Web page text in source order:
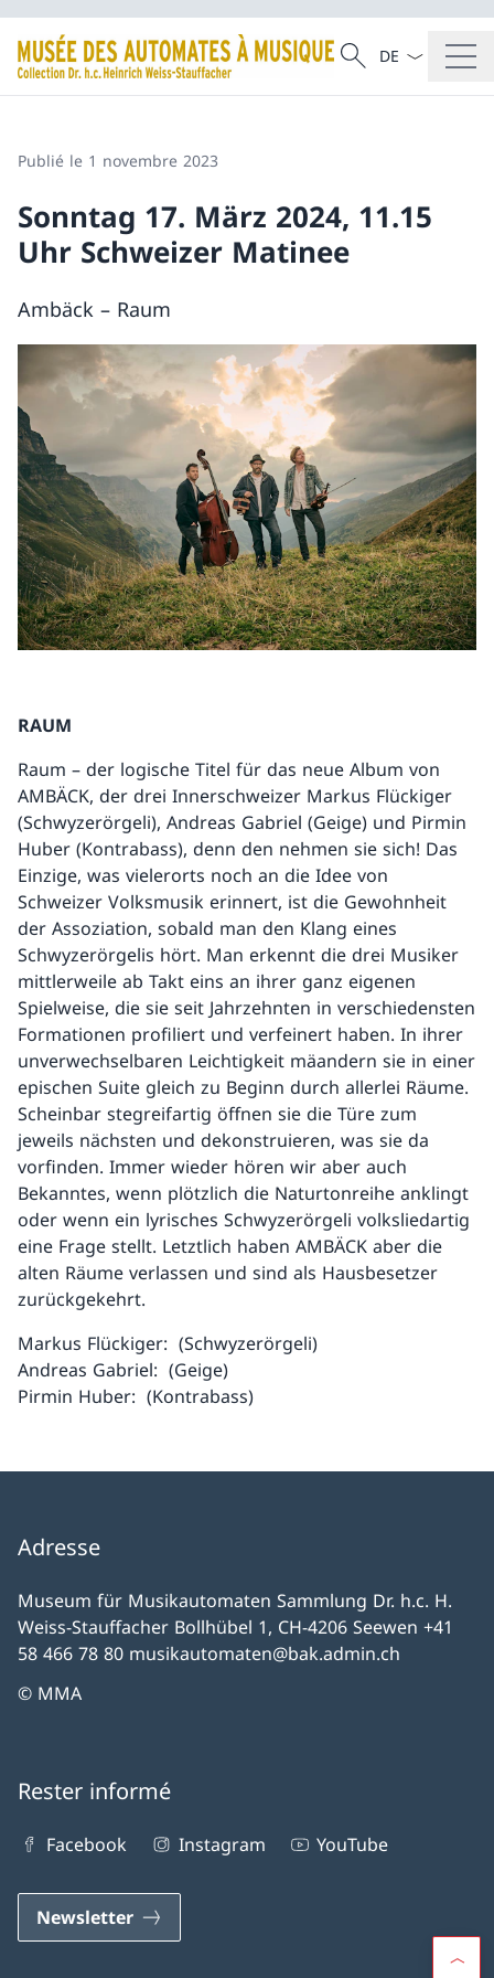
Recherche
Recherche
La langue
Publié le 1 novembre 2023
Sonntag 17. März 2024, 11.15
Uhr Schweizer Matinee
Ambäck – Raum
RAUM
Raum – der logische Titel für das neue Album von
AMBÄCK, der drei Innerschweizer Markus Flückiger
(Schwyzerörgeli), Andreas Gabriel (Geige) und Pirmin
Huber (Kontrabass), denn den nehmen sie sich! Das
Einzige, was vielerorts noch an die Idee von
Schweizer Volksmusik erinnert, ist die Gewohnheit
der Assoziation, sobald man den Klang eines
Schwyzerörgelis hört. Man erkennt die drei Musiker
mittlerweile ab Takt eins an ihrer ganz eigenen
Spielweise, die sie seit Jahrzehnten in verschiedensten
Formationen profiliert und verfeinert haben. In ihrer
unverwechselbaren Leichtigkeit mäandern sie in einer
epischen Suite gleich zu Beginn durch allerlei Räume.
Scheinbar stegreifartig öffnen sie die Türe zum
jeweils nächsten und dekonstruieren, was sie da
vorfinden. Immer wieder hören wir aber auch
Bekanntes, wenn plötzlich die Naturtonreihe anklingt
oder wenn ein lyrisches Schwyzerörgeli volksliedartig
eine Frage stellt. Letztlich haben AMBÄCK aber die
alten Räume verlassen und sind als Hausbesetzer
zurückgekehrt.
Markus Flückiger: (Schwyzerörgeli)
Andreas Gabriel: (Geige)
Pirmin Huber: (Kontrabass)
Adresse
Museum für Musikautomaten Sammlung Dr. h.c. H.
Weiss-Stauffacher Bollhübel 1, CH-4206 Seewen +41
58 466 78 80 musikautomaten@bak.admin.ch
© MMA
Rester informé
Facebook Instagram YouTube
Newsletter